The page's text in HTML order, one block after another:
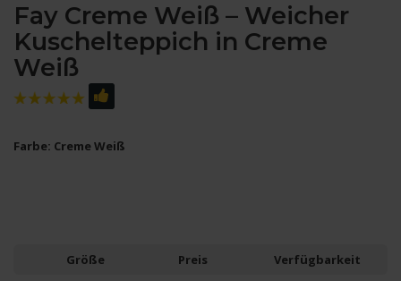
Fay Creme Weiß – Weicher
Kuschelteppich in Creme
Weiß
Farbe: Creme Weiß
Größe Preis
Verfügbarkeit